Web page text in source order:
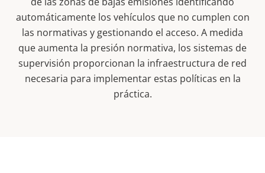
automáticamente los vehículos que no cumplen con
las normativas y gestionando el acceso. A medida
que aumenta la presión normativa, los sistemas de
supervisión proporcionan la infraestructura de red
necesaria para implementar estas políticas en la
práctica.